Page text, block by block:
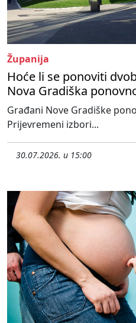
Županija
Hoće li se ponoviti
Nova Gradiška
Građani Nove Gradiške
Prijevremeni izbori...
30.07.2026. u 15:00